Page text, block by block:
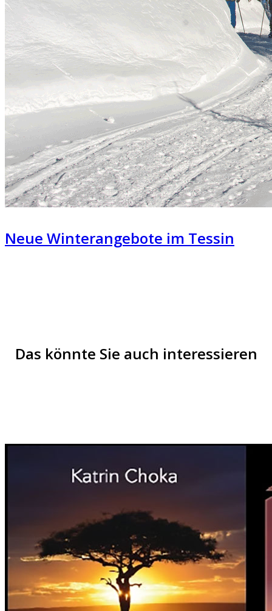
Neue Winterangebote im Tessin
Das könnte Sie auch interessieren